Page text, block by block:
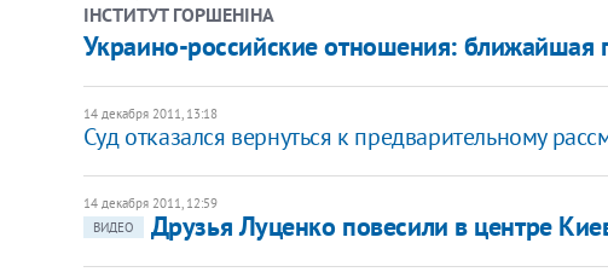
ІНСТИТУТ ГОРШЕНІНА
Украино-российские отношения: ближайшая
14 декабря 2011, 13:18
Суд отказался вернуться к предварительному
14 декабря 2011, 12:59
ВИДЕО
Друзья Луценко повесили в центре